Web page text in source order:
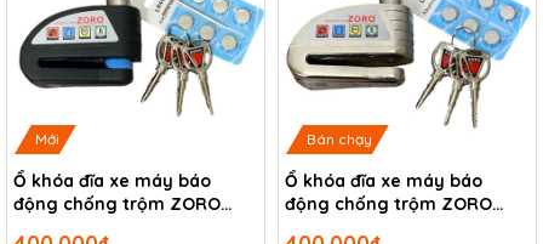
Mới
Ổ khóa đĩa xe máy báo
động chống trộm ZORO
Bán chạy
Ổ khóa đĩa xe máy báo
động chống trộm ZORO